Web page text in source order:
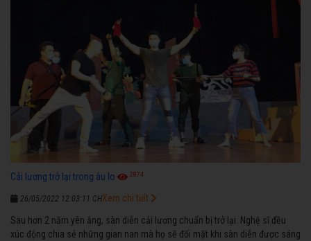
Cải lương trở lại trong âu lo 2874
26/05/2022 12:03:11 CH
Sau hơn 2 năm yên ắng, sàn diễn cải lương chuẩn bị trở lại. Nghệ sĩ đều
xúc động chia sẻ những gian nan mà họ sẽ đối mặt khi sàn diễn được sáng
Xem chi tiết